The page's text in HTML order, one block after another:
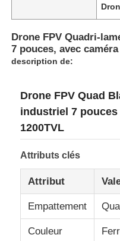
Drone FPV Quadri-
7 pouces, avec caméra
description de:
Drone FPV Quad
industriel 7 pouces
1200TVL
Attributs clés
Attribut
Empattement
Couleur